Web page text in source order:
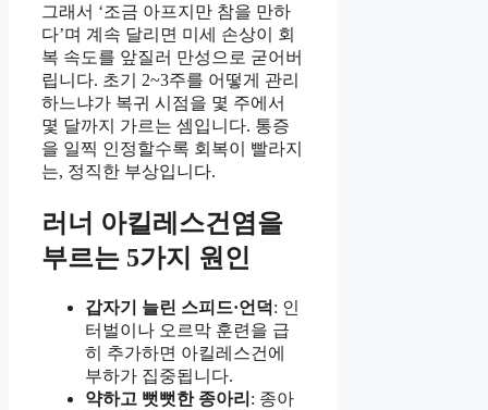
그래서 ‘조금 아프지만 참을 만하
다’며 계속 달리면 미세 손상이 회
복 속도를 앞질러 만성으로 굳어버
립니다. 초기 2~3주를 어떻게 관리
하느냐가 복귀 시점을 몇 주에서
몇 달까지 가르는 셈입니다. 통증
을 일찍 인정할수록 회복이 빨라지
는, 정직한 부상입니다.
러너 아킬레스건염을
부르는 5가지 원인
갑자기 늘린 스피드·언덕: 인
터벌이나 오르막 훈련을 급
히 추가하면 아킬레스건에
부하가 집중됩니다.
약하고 뻣뻣한 종아리 : 종아